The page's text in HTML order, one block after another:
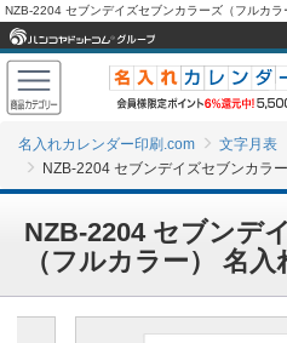
名入れカレンダー印刷.com
文字月表
NZB-2204 セブンデイズセブンカラ
NZB-2204 セブンデ
（フルカラー） 名